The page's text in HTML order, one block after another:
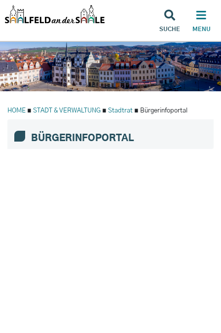
SUCHE MENU
HOME ∎ STADT & VERWALTUNG ∎ Stadtrat ∎ Bürgerinfoportal
BÜRGERINFOPORTAL